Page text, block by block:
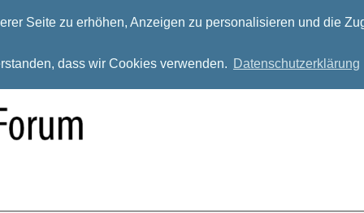
Seite zu erhöhen, Anzeigen zu personalisieren und die
dass wir Cookies verwenden. Datenschutzerklärung